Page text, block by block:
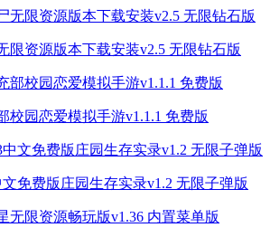
限资源版本下载安装v2.5 无限钻石版
校园恋爱模拟手游v1.1.1 免费版
免费版庄园生存实录v1.2 无限子弹版